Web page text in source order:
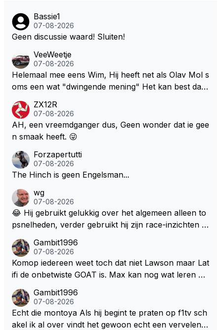
Bassie1
07-08-2026
Geen discussie waard! Sluiten!
VeeWeetje
07-08-2026
Helemaal mee eens Wim, Hij heeft net als Olav Mol s
oms een wat "dwingende mening" Het kan best dat
l bij Windsor op te roepen. Maar in een tijd zonder r
aces zijn dit leuke berichtjes
ZX12R
07-08-2026
AH, een vreemdganger dus, Geen wonder dat ie gee
n smaak heeft. 😜
Forzapertutti
07-08-2026
The Hinch is geen Engelsman...
wg
07-08-2026
😂 Hij gebruikt gelukkig over het algemeen alleen to
psnelheden, verder gebruikt hij zijn race-inzichten q
een bocht zegt helemaal niets, dus wat dat betreft h
eeft hij sowieso gelijk 😂.
Gambit1996
07-08-2026
Komop iedereen weet toch dat niet Lawson maar Lat
ifi de onbetwiste GOAT is. Max kan nog wat leren va
milton, hahahaha. Latifi pakt ze allemaal met de oge
n dicht met als onbetwiste nummer 2 of GOATINES
S Lawson natuurlijk 😂😂😂😂😂
Gambit1996
07-08-2026
Echt die montoya Als hij begint te praten op f1tv sch
akel ik al over vindt het gewoon echt een vervelend